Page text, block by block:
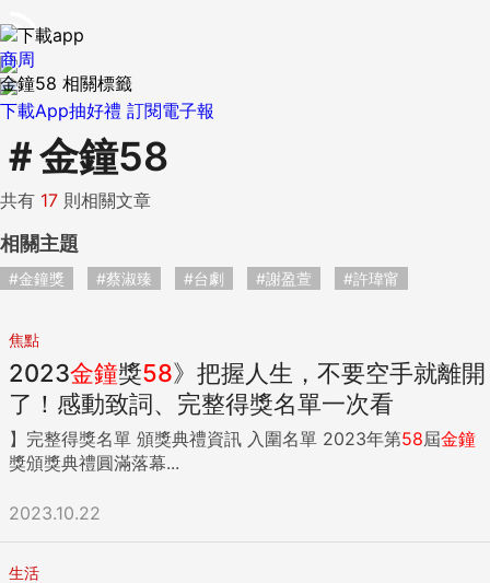
下載App抽好禮 訂閱電子報
商周
金鐘58 相關標籤
＃金鐘58
共有 17 則相關文章
相關主題
#金鐘獎 #蔡淑臻 #台劇 #謝盈萱 #許瑋甯
焦點
2023金鐘獎58》把握人生，不要空手就離開
了！感動致詞、完整得獎名單一次看
】完整得獎名單 頒獎典禮資訊 入圍名單 2023年第58屆金鐘
獎頒獎典禮圓滿落幕...
2023.10.22
生活